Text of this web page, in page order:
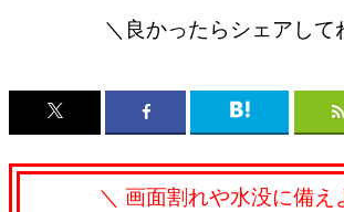
＼良かったらシェアして
＼ 画面割れや水没に備え